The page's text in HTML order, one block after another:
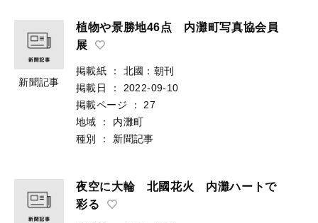
新聞記事
植物や景勝地46点 内灘町写真協会員
展
掲載紙 ：
北國：朝刊
掲載日
：
2022-09-10
掲載ページ
：
27
地域
：
内灘町
種別
： 新聞記事
夜空に大輪 北國花火 内灘ハートで
彩る